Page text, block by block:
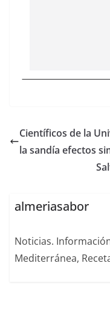
Científicos de la
la sandía efectos
almeriasabor
Noticias.
Mediterránea,